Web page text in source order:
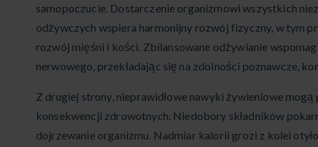
samopoczucie. Dostarczenie organizmowi wszystkich
odżywczych wspiera harmonijny rozwój fizyczny, w tym
rozwój mięśni i kości. Zbilansowane odżywianie
nerwowego, przekładając się na zdolności poznawcze,
Z drugiej strony, nieprawidłowe nawyki żywieniowe
konsekwencji zdrowotnych. Niedobory składników
dojrzewanie organizmu. Nadmiar kalorii grozi z kolei